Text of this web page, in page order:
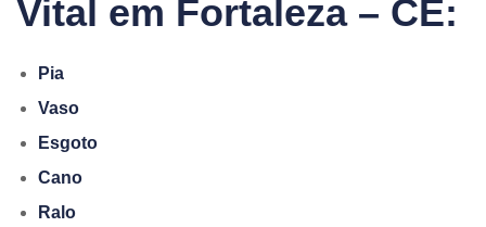
Vital em Fortaleza – CE:
Pia
Vaso
Esgoto
Cano
Ralo